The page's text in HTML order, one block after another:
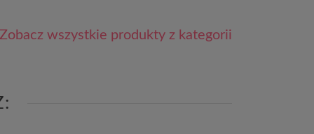
Zobacz wszystkie produkty z kategorii